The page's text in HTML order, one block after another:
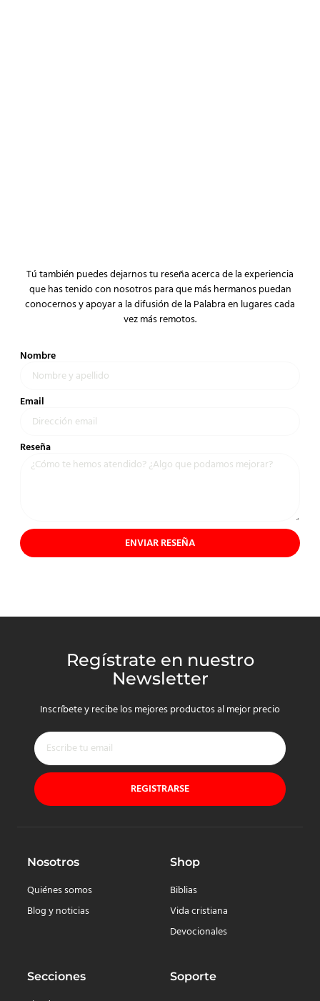
Tú también puedes dejarnos tu reseña acerca de la experiencia
que has tenido con nosotros para que más hermanos puedan
conocernos y apoyar a la difusión de la Palabra en lugares cada
vez más remotos.
Nombre
Email
Reseña
ENVIAR RESEÑA
Regístrate en nuestro
Newsletter
Inscríbete y recibe los mejores productos al mejor precio
REGISTRARSE
Nosotros
Quiénes somos
Blog y noticias
Shop
Biblias
Vida cristiana
Devocionales
Secciones Soporte